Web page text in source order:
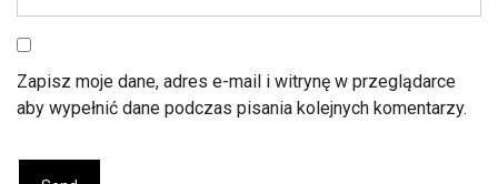
Zapisz moje dane, adres e-mail i witrynę w przeglądarce
aby wypełnić dane podczas pisania kolejnych komentarzy.